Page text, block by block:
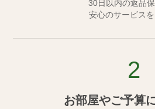
30日以内の返品
安心のサービス
2
お部屋やご予算